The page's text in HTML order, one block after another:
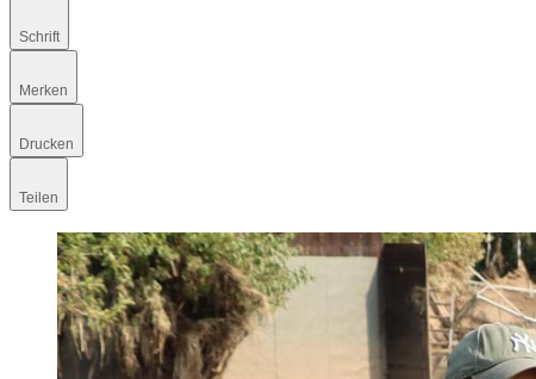
Schrift
Merken
Drucken
Teilen